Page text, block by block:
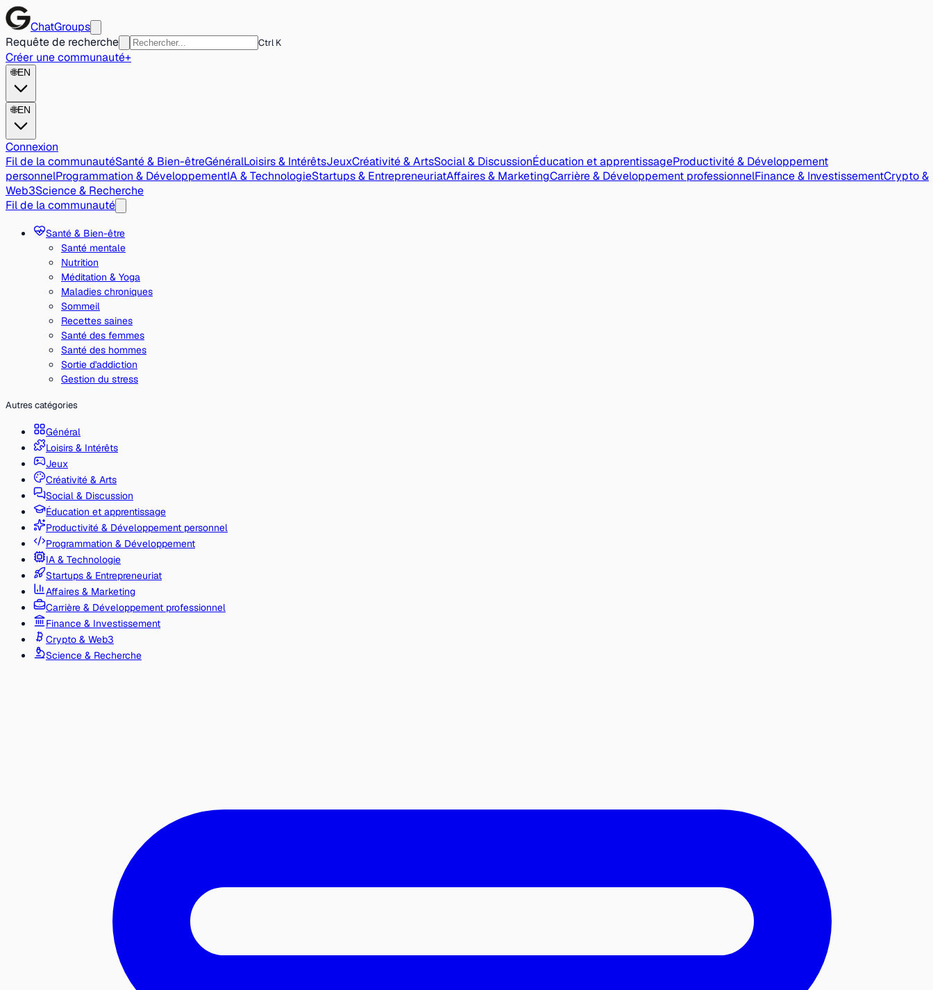
ChatGroups
Requête de recherche
Ctrl K
Créer une communauté+
🌐EN
🌐EN
Connexion
Fil de la communautéSanté & Bien-êtreGénéralLoisirs & IntérêtsJeuxCréativité & ArtsSocial & DiscussionÉducation et apprentissageProductivité & Développement
personnelProgrammation & DéveloppementIA & TechnologieStartups & EntrepreneuriatAffaires & MarketingCarrière & Développement professionnelFinance & InvestissementCrypto &
Web3Science & Recherche
Fil de la communauté
Santé & Bien-être
Santé mentale
Nutrition
Méditation & Yoga
Maladies chroniques
Sommeil
Recettes saines
Santé des femmes
Santé des hommes
Sortie d'addiction
Gestion du stress
Autres catégories
Général
Loisirs & Intérêts
Jeux
Créativité & Arts
Social & Discussion
Éducation et apprentissage
Productivité & Développement personnel
Programmation & Développement
IA & Technologie
Startups & Entrepreneuriat
Affaires & Marketing
Carrière & Développement professionnel
Finance & Investissement
Crypto & Web3
Science & Recherche